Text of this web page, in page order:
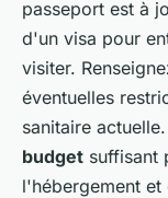
passeport est à
d'un visa pour
visiter.
éventuelles
sanitaire
budget suffisant
l'hébergement et